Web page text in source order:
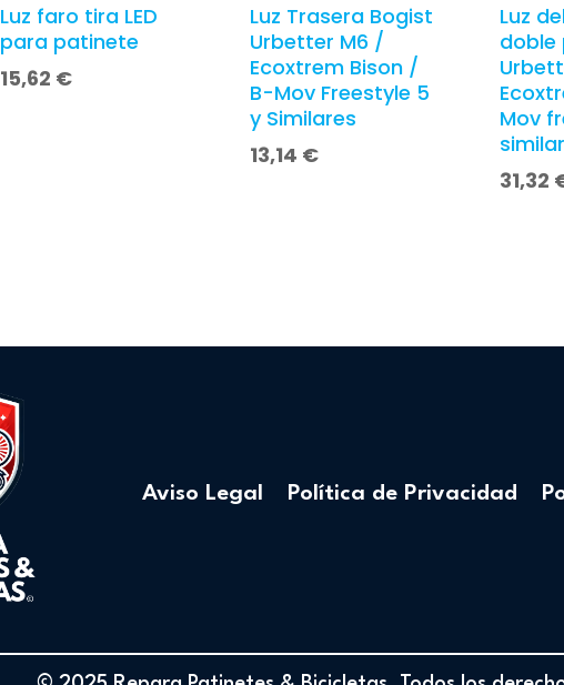
Luz faro tira LED
para patinete
15,62 €
Luz Trasera Bogist
Urbetter M6 /
Ecoxtrem Bison /
B-Mov Freestyle 5
y Similares
13,14 €
Luz
doble
Mov
31,32
Aviso Legal Política de Privacidad